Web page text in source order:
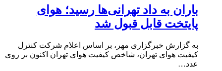
باران به داد تهرانی‌ها رسید؛ هوای
پایتخت قابل قبول شد
به گزارش خبرگزاری مهر، بر اساس اعلام شرکت کنترل
کیفیت هوای تهران، شاخص کیفیت هوای تهران اکنون بر روی
عدد…